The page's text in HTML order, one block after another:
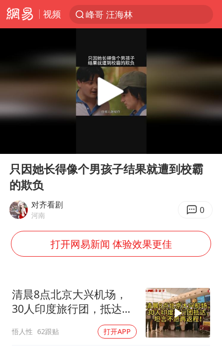
视频
峰哥 汪海林
河南重大刑事案嫌疑人落网
视频丨中国东方电气集团原党组副书记、董事宋致远被查
白海豚将正面袭击贯穿浙江
牛津大学一纸声明甩不了锅
香港宏福苑火灾或由烟头引起
浙江台州《告全体市民书》
“不怕六爷挂得多 就怕六爷挂一颗”
董璇小酒窝朵朵为佟丽娅庆生
36岁男演员成景区NPC后人气爆棚
Play
只因她长得像个男孩子结果就遭到校霸
的欺负
对齐看剧
河南 0
打开网易新闻 体验效果更佳
清晨8点北京大兴机场，
30人印度旅行团，抵达，
悟人性 62跟贴 打开APP